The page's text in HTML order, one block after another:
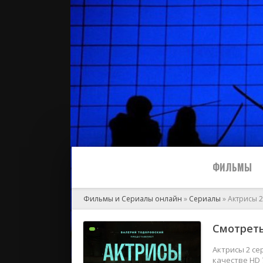
ФИЛЬМЫ
2024
Фильмы и Сериалы онлайн » Сериалы » Актрисы
Актрисы 2
качестве